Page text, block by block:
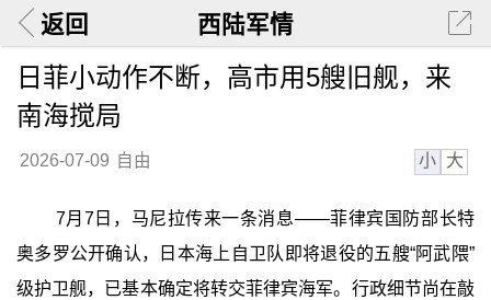
返回 西陆军情
日菲小动作不断，高市用5艘旧舰，来
南海搅局
2026-07-09 自由 小 大
7月7日，马尼拉传来一条消息——菲律宾国防部长特
奥多罗公开确认，日本海上自卫队即将退役的五艘“阿武隈”
级护卫舰，已基本确定将转交菲律宾海军。行政细节尚在敲